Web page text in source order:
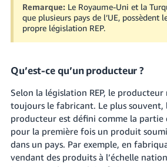
Remarque: Le Royaume-Uni et la
que plusieurs pays de l’UE, possèdent
propre législation REP.
Qu’est-ce qu’un producteur ?
Selon la législation REP, le producteur
toujours le fabricant. Le plus souvent,
producteur est défini comme la partie
pour la première fois un produit
dans un pays. Par exemple, en
vendant des produits à l’échelle